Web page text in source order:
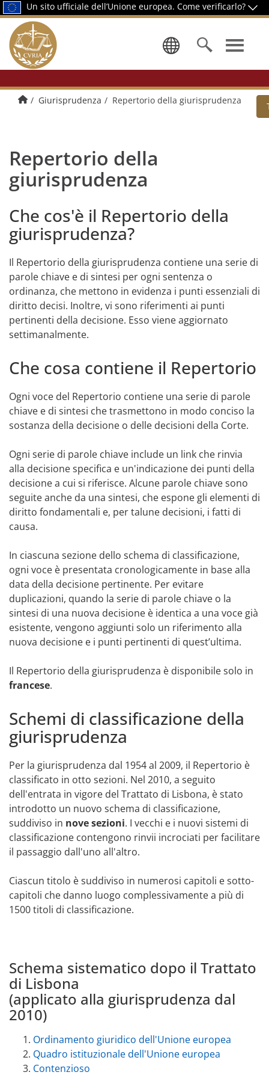
Un sito ufficiale dell’Unione europea. Come verificarlo?
Pagina di presentazione
Giurisprudenza Repertorio della giurisprudenza
Repertorio della
giurisprudenza
Che cos'è il Repertorio della
giurisprudenza?
Il Repertorio della giurisprudenza contiene una serie di
parole chiave e di sintesi per ogni sentenza o
ordinanza, che mettono in evidenza i punti essenziali di
diritto decisi. Inoltre, vi sono riferimenti ai punti
pertinenti della decisione. Esso viene aggiornato
settimanalmente.
Che cosa contiene il Repertorio
Ogni voce del Repertorio contiene una serie di parole
chiave e di sintesi che trasmettono in modo conciso la
sostanza della decisione o delle decisioni della Corte.
Ogni serie di parole chiave include un link che rinvia
alla decisione specifica e un'indicazione dei punti della
decisione a cui si riferisce. Alcune parole chiave sono
seguite anche da una sintesi, che espone gli elementi di
diritto fondamentali e, per talune decisioni, i fatti di
causa.
In ciascuna sezione dello schema di classificazione,
ogni voce è presentata cronologicamente in base alla
data della decisione pertinente. Per evitare
duplicazioni, quando la serie di parole chiave o la
sintesi di una nuova decisione è identica a una voce già
esistente, vengono aggiunti solo un riferimento alla
nuova decisione e i punti pertinenti di quest’ultima.
Il Repertorio della giurisprudenza è disponibile solo in
francese.
Schemi di classificazione della
giurisprudenza
Per la giurisprudenza dal 1954 al 2009, il Repertorio è
classificato in otto sezioni. Nel 2010, a seguito
dell'entrata in vigore del Trattato di Lisbona, è stato
introdotto un nuovo schema di classificazione,
suddiviso in nove sezioni. I vecchi e i nuovi sistemi di
classificazione contengono rinvii incrociati per facilitare
il passaggio dall'uno all'altro.
Ciascun titolo è suddiviso in numerosi capitoli e sotto-
capitoli che danno luogo complessivamente a più di
1500 titoli di classificazione.
Schema sistematico dopo il Trattato
di Lisbona
(applicato alla giurisprudenza dal
2010)
Ordinamento giuridico dell'Unione europea
Quadro istituzionale dell'Unione europea
Contenzioso